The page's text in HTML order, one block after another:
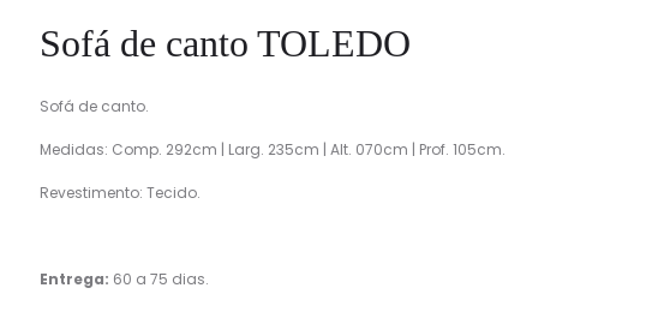
Sofá de canto TOLEDO
Sofá de canto.
Medidas: Comp. 292cm | Larg. 235cm | Alt. 070cm | Prof. 105cm.
Revestimento: Tecido.
Entrega: 60 a 75 dias.